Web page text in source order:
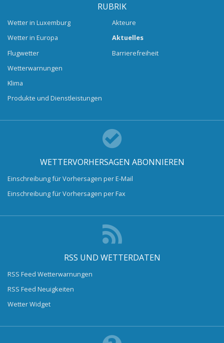
RUBRIK
Wetter in Luxemburg
Wetter in Europa
Flugwetter
Wetterwarnungen
Klima
Produkte und Dienstleistungen
Akteure
Aktuelles
Barrierefreiheit
WETTERVORHERSAGEN ABONNIEREN
Einschreibung für Vorhersagen per E-Mail
Einschreibung für Vorhersagen per Fax
RSS UND WETTERDATEN
RSS Feed Wetterwarnungen
RSS Feed Neuigkeiten
Wetter Widget